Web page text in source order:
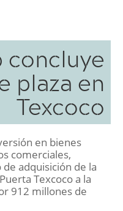
concluye
plaza en
Texcoco
en bienes
comerciales,
adquisición de la
Texcoco a la
912 millones de